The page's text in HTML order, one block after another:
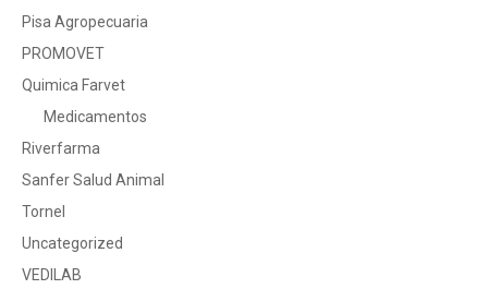
Pisa Agropecuaria
PROMOVET
Quimica Farvet
Medicamentos
Riverfarma
Sanfer Salud Animal
Tornel
Uncategorized
VEDILAB